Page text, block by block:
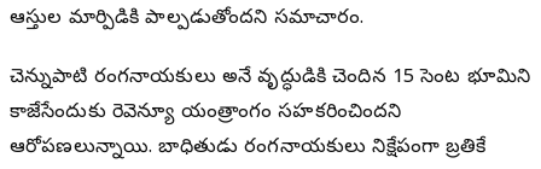
ఆస్తుల మార్పిడికి పాల్పడుతోందని సమాచారం.
చెన్నుపాటి రంగనాయకులు అనే వృద్ధుడికి చెందిన 15 సెంట్ల భూమిని
కాజేసేందుకు రెవెన్యూ యంత్రాంగం సహకరించిందని
ఆరోపణలున్నాయి. బాధితుడు రంగనాయకులు నిక్షేపంగా బ్రతికే